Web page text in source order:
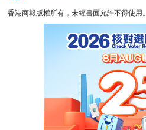
香港商報版權所有，未經書面允許不得使用。